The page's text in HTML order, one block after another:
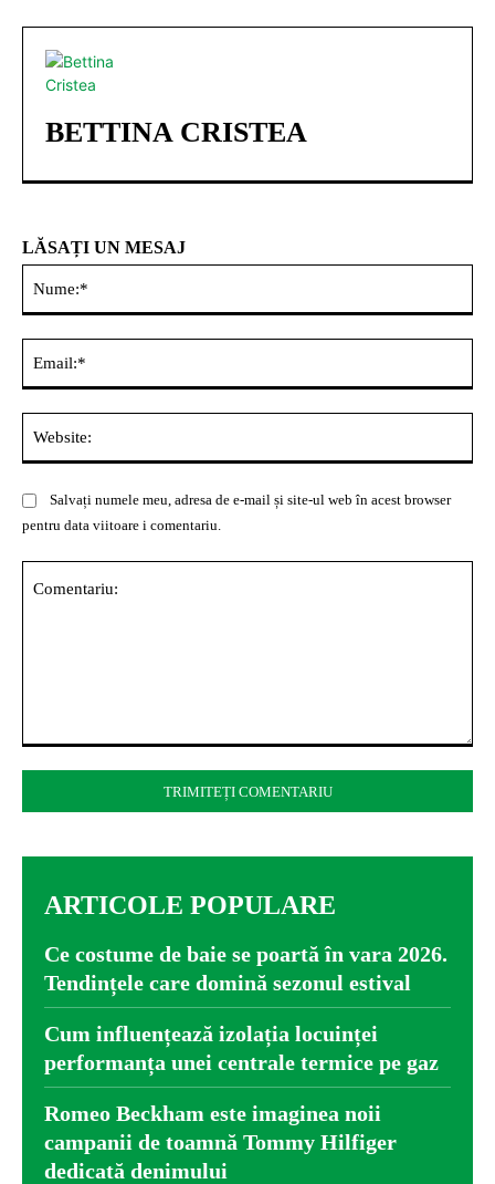
BETTINA CRISTEA
LĂSAȚI UN MESAJ
Salvați numele meu, adresa de e-mail și site-ul web în acest browser
pentru data viitoare i comentariu.
ARTICOLE POPULARE
Ce costume de baie se poartă în vara 2026.
Tendințele care domină sezonul estival
Cum influențează izolația locuinței
performanța unei centrale termice pe gaz
Romeo Beckham este imaginea noii
campanii de toamnă Tommy Hilfiger
dedicată denimului